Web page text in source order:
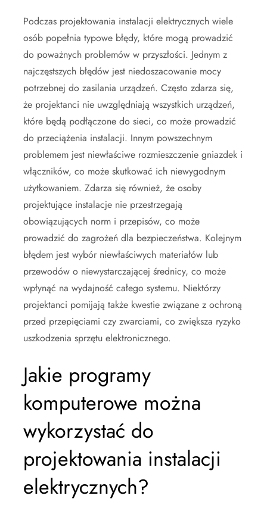
Podczas projektowania instalacji elektrycznych wiele
osób popełnia typowe błędy, które mogą prowadzić
do poważnych problemów w przyszłości. Jednym z
najczęstszych błędów jest niedoszacowanie mocy
potrzebnej do zasilania urządzeń. Często zdarza się,
że projektanci nie uwzględniają wszystkich urządzeń,
które będą podłączone do sieci, co może prowadzić
do przeciążenia instalacji. Innym powszechnym
problemem jest niewłaściwe rozmieszczenie gniazdek i
włączników, co może skutkować ich niewygodnym
użytkowaniem. Zdarza się również, że osoby
projektujące instalacje nie przestrzegają
obowiązujących norm i przepisów, co może
prowadzić do zagrożeń dla bezpieczeństwa. Kolejnym
błędem jest wybór niewłaściwych materiałów lub
przewodów o niewystarczającej średnicy, co może
wpłynąć na wydajność całego systemu. Niektórzy
projektanci pomijają także kwestie związane z ochroną
przed przepięciami czy zwarciami, co zwiększa ryzyko
uszkodzenia sprzętu elektronicznego.
Jakie programy
komputerowe można
wykorzystać do
projektowania instalacji
elektrycznych?